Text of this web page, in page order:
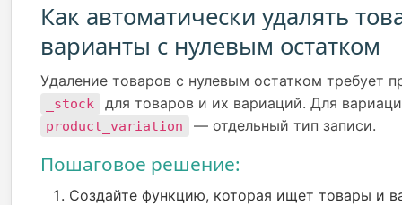
Как автоматически удалять
варианты с нулевым остатком
Удаление товаров с нулевым остатком требует
_stock для товаров и их вариаций. Для
product_variation — отдельный тип записи.
Пошаговое решение:
Создайте функцию, которая ищет товары и